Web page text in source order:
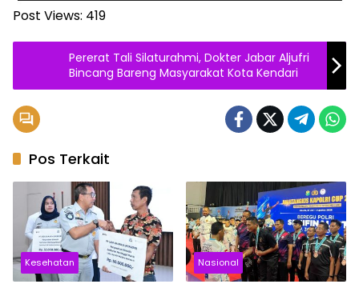
Post Views: 419
Pererat Tali Silaturahmi, Dokter Jabar Aljufri
Bincang Bareng Masyarakat Kota Kendari
Pos Terkait
Kesehatan Nasional